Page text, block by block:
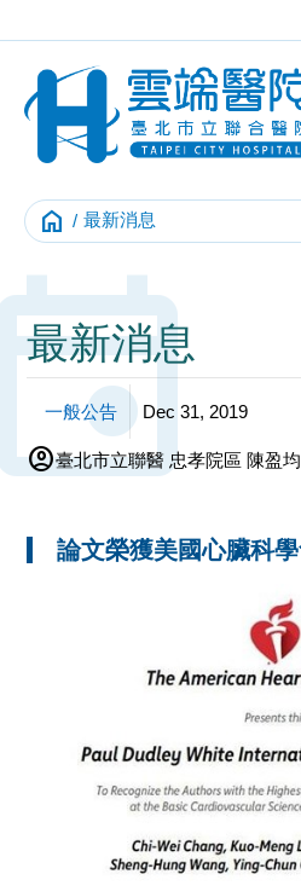
home 最新消息
最新消息
一般公告 Dec 31, 2019
account_circle臺北市立聯醫 忠孝院區 陳盈均
論文榮獲美國心臟科